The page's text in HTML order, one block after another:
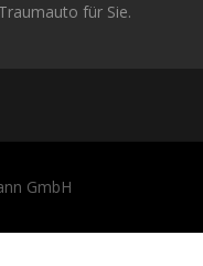
für Sie.
GmbH